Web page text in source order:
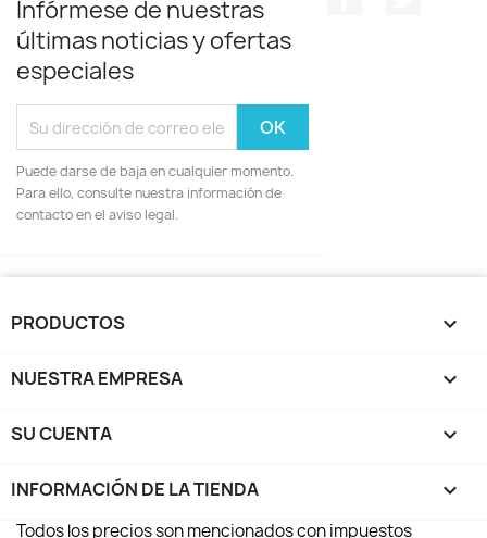
Infórmese de nuestras
últimas noticias y ofertas
especiales
Puede darse de baja en cualquier momento.
Para ello, consulte nuestra información de
contacto en el aviso legal.
PRODUCTOS 
NUESTRA EMPRESA 
SU CUENTA 
INFORMACIÓN DE LA TIENDA keyboard_arrow_down
Todos los precios son mencionados con impuestos